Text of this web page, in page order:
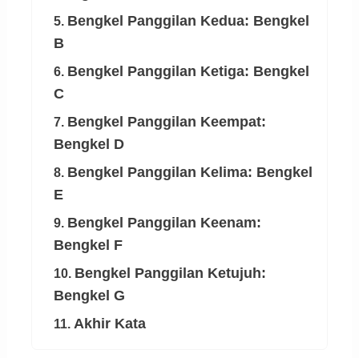
5. Bengkel Panggilan Kedua: Bengkel
B
6. Bengkel Panggilan Ketiga: Bengkel
C
7. Bengkel Panggilan Keempat:
Bengkel D
8. Bengkel Panggilan Kelima: Bengkel
E
9. Bengkel Panggilan Keenam:
Bengkel F
10. Bengkel Panggilan Ketujuh:
Bengkel G
11. Akhir Kata